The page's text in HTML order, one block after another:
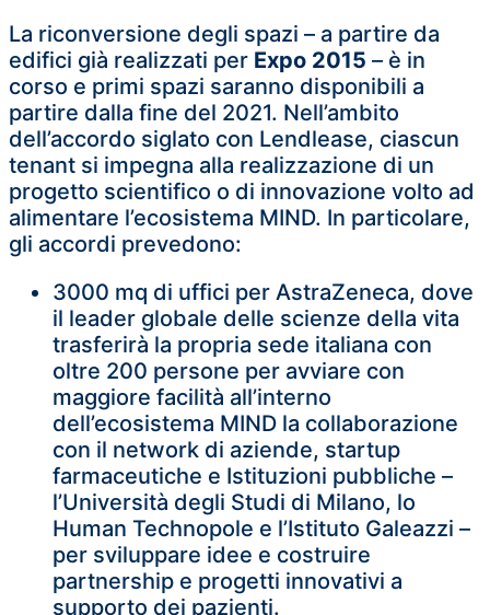
La riconversione degli spazi – a partire da
edifici già realizzati per Expo 2015 – è in
corso e primi spazi saranno disponibili a
partire dalla fine del 2021. Nell’ambito
dell’accordo siglato con Lendlease, ciascun
tenant si impegna alla realizzazione di un
progetto scientifico o di innovazione volto ad
alimentare l’ecosistema MIND. In particolare,
gli accordi prevedono:
3000 mq di uffici per AstraZeneca, dove
il leader globale delle scienze della vita
trasferirà la propria sede italiana con
oltre 200 persone per avviare con
maggiore facilità all’interno
dell’ecosistema MIND la collaborazione
con il network di aziende, startup
farmaceutiche e Istituzioni pubbliche –
l’Università degli Studi di Milano, lo
Human Technopole e l’Istituto Galeazzi –
per sviluppare idee e costruire
partnership e progetti innovativi a
supporto dei pazienti.